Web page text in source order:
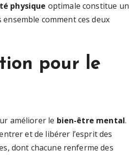
physique optimale constitue un
comment ces deux
pour le
améliorer le bien-être mental.
et de libérer l’esprit des
dont chacune renferme des